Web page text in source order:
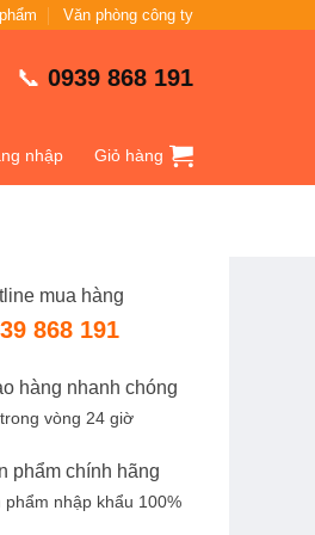
Văn phòng công ty
📞 0939 868 191
nhập Giỏ hàng
mua hàng
868 191
hàng nhanh chóng
vòng 24 giờ
phẩm chính hãng
phẩm nhập khẩu 100%